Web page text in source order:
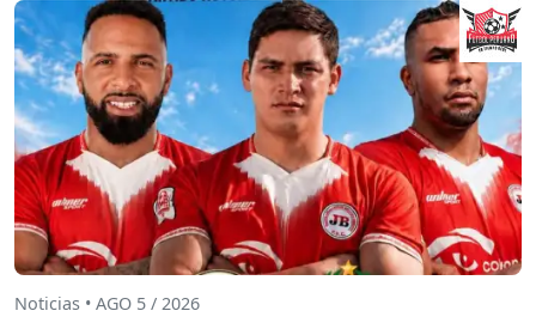
Noticias • AGO 5 / 2026